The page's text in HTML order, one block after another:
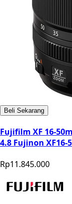
Beli Sekarang
Fujifilm XF 16-
4.8 Fujinon XF16-
Rp11.845.000